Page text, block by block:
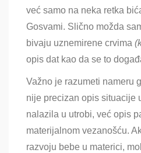
već samo na neka retka
Gosvami. Slično možda
bivaju uznemirene crvima (
opis dat kao da se to
Važno je razumeti nameru
nije precizan opis situacije
nalazila u utrobi, već opis
materijalnom vezanošću.
razvoju bebe u materici,